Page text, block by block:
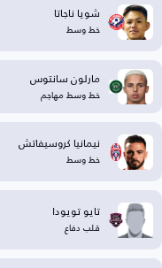
شويا ناجاتا
خط وسط
مارلون سانتوس
خط وسط مهاجم
نيمانيا كروسيفاتش
خط وسط
تايو تويودا
قلب دفاع